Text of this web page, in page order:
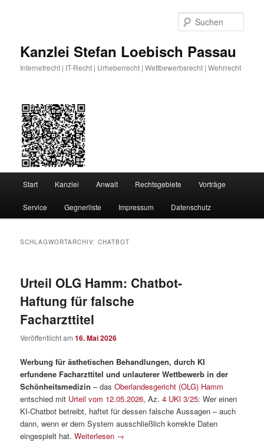
Kanzlei Stefan Loebisch Passau
Internetrecht | IT-Recht | Urheberrecht | Wettbewerbsrecht | Wehrrecht
Start Kanzlei Anwalt Rechtsgebiete Vorträge
Service Gegnerliste Impressum Datenschutz
SCHLAGWORTARCHIV:CHATBOT
Urteil OLG Hamm: Chatbot-
Haftung für falsche
Facharzttitel
Veröffentlicht am16. Mai 2026
Werbung für ästhetischen Behandlungen, durch KI
erfundene Facharzttitel und unlauterer Wettbewerb in der
Schönheitsmedizin – dasOberlandesgericht (OLG) Hamm
entschied mit Urteil vom 12.05.2026, Az.4 UKl 3/25: Wer einen
KI-Chatbot betreibt, haftet für dessen falsche Aussagen – auch
dann, wenn er dem System ausschließlich korrekte Daten
eingespielt hat.Weiterlesen →